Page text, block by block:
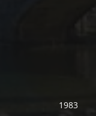
1983